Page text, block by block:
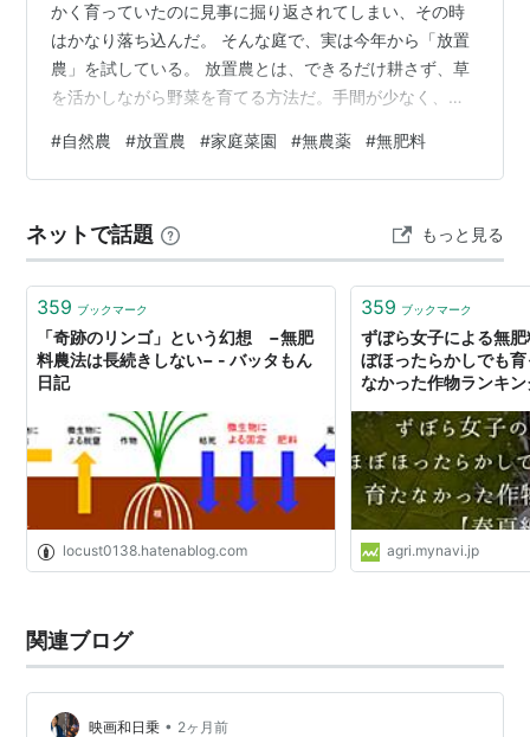
かく育っていたのに見事に掘り返されてしまい、その時
はかなり落ち込んだ。 そんな庭で、実は今年から「放置
農」を試している。 放置農とは、できるだけ耕さず、草
を活かしながら野菜を育てる方法だ。手間が少なく、家
もシンプルだった。 私が実践した放置農のやり方 地表す
れすれに草を刈る（私は草刈り機がないのでハサミで切
った草を上からかけて水をやる あとは放置する（極端に
乾燥したときだけ水やり） これだけだ。 猿はジャガイモ
を食べたが、大根は無事だった…
#自然農 #放置農 #家庭菜園 #無農薬 #無肥料
ネットで話題 もっと見る
359 ブックマーク
「奇跡のリンゴ」という幻想 −無肥
料農法は長続きしない− - バッタもん
日記
locust0138.hatenablog.com
359 ブックマーク
ずぼら女子による無
ぼほったらかしでも
なかった作物ランキ
agri.mynavi.jp
関連ブログ
映画和日乗 • 2ヶ月前